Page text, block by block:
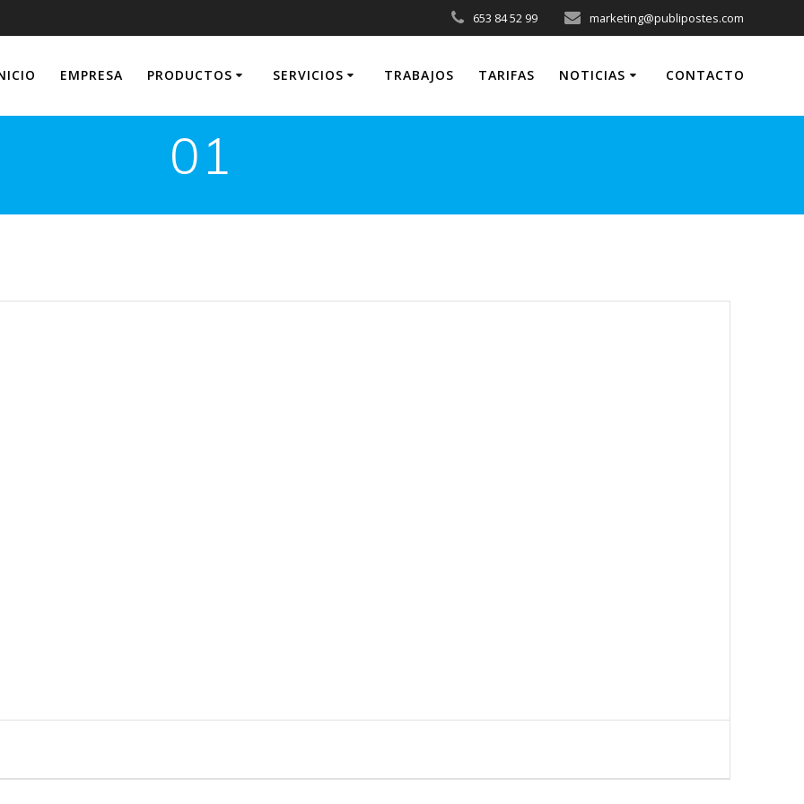
653 84 52 99 marketing@publipostes.com
EMPRESA PRODUCTOS SERVICIOS TRABAJOS TARIFAS NOTICIAS CONTACTO
01